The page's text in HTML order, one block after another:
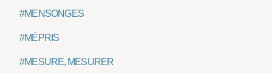
#MENSONGES
#MÉPRIS
#MESURE, MESURER